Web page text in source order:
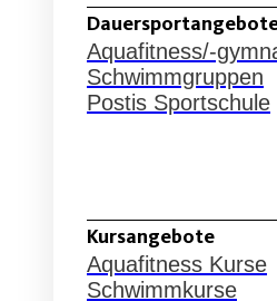
Aquafitness/-
Schwimmgruppen
Postis Sportschule
Kursangebote
Aquafitness Kurse
Schwimmkurse